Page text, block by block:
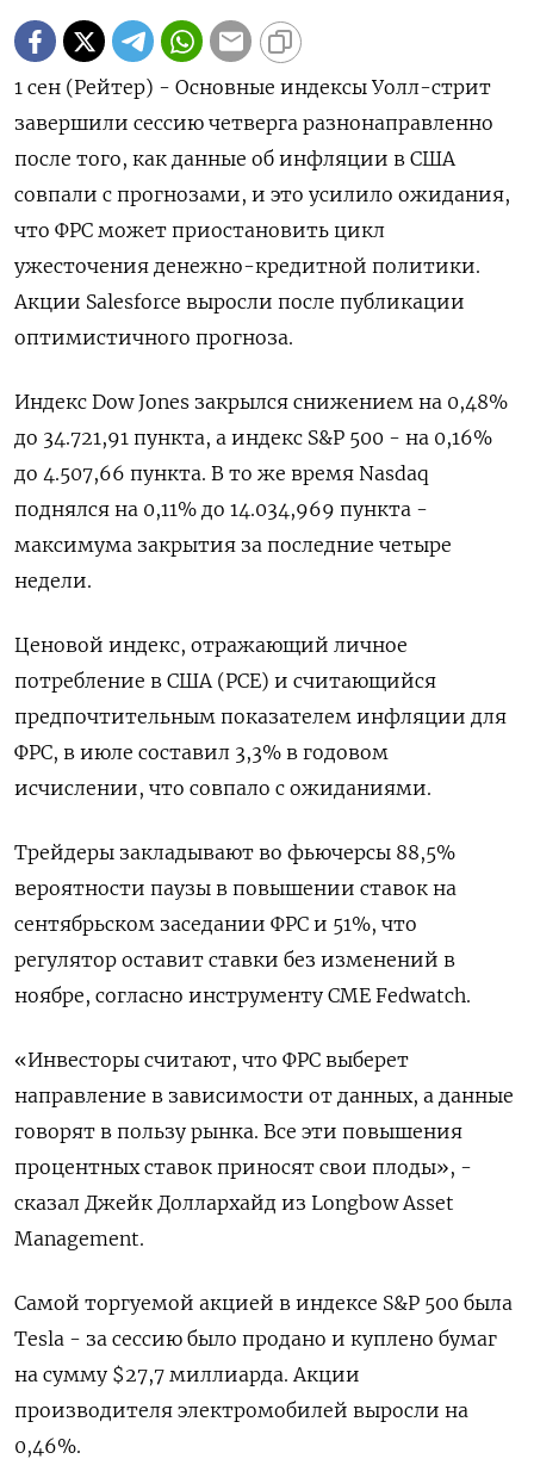
1 сен (Рейтер) - Основные индексы Уолл-стрит
завершили сессию четверга разнонаправленно
после того, как данные об инфляции в США
совпали с прогнозами, и это усилило ожидания,
что ФРС может приостановить цикл
ужесточения денежно-кредитной политики.
Акции Salesforce выросли после публикации
оптимистичного прогноза.
Индекс Dow Jones закрылся снижением на 0,48%
до 34.721,91 пункта, а индекс S&P 500 - на 0,16%
до 4.507,66 пункта​. В то же время Nasdaq
поднялся на 0,11% до 14.034,969 пункта​ -
максимума закрытия за последние четыре
недели.
Ценовой индекс, отражающий личное
потребление в США (PCE) и считающийся
предпочтительным показателем инфляции для
ФРС, в июле составил 3,3% в годовом
исчислении, что совпало с ожиданиями.
Трейдеры закладывают во фьючерсы 88,5%
вероятности паузы в повышении ставок на
сентябрьском заседании ФРС и 51%, что
регулятор оставит ставки без изменений в
ноябре, согласно инструменту CME Fedwatch.
«Инвесторы считают, что ФРС выберет
направление в зависимости от данных, а данные
говорят в пользу рынка. Все эти повышения
процентных ставок приносят свои плоды», -
сказал Джейк Доллархайд из Longbow Asset
Management.
Самой торгуемой акцией в индексе S&P 500 была
Tesla - за сессию было продано и куплено бумаг
на сумму $27,7 миллиарда. Акции
производителя электромобилей выросли на
0,46%.